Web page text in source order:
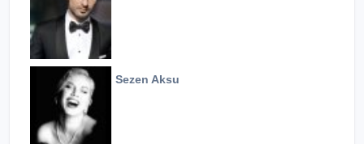
Sezen Aksu